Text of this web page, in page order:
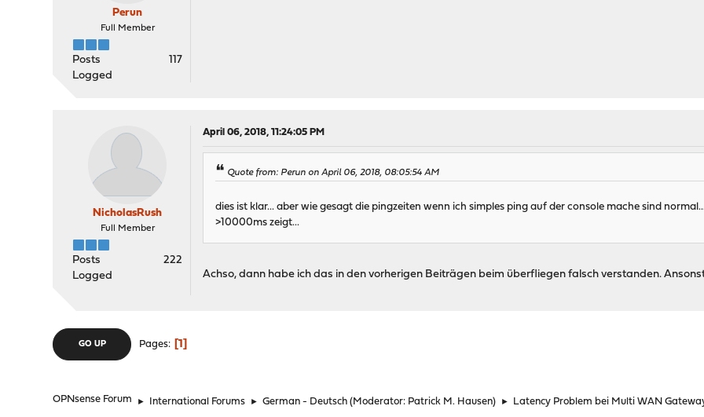
Perun
Full Member
Posts
117
Logged
NicholasRush
Full Member
Posts
222
Logged
April 06, 2018, 11:24:05 PM
Quote from: Perun on April 06, 2018, 08:05:54 AM
dies ist klar... aber wie gesagt die pingzeiten wenn ich simples ping auf der console mache sind
>10000ms zeigt...
Achso, dann habe ich das in den vorherigen Beiträgen beim überfliegen falsch verstanden.
GO UP Pages 1
OPNsense Forum ► International Forums ► German - Deutsch (Moderator: Patrick M. Hausen) ► Latency Problem bei Multi WAN